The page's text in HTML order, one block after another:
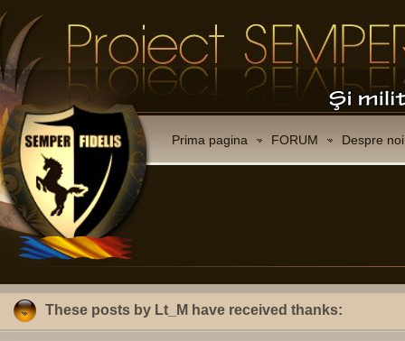
Prima pagina FORUM Despre noi
These posts by Lt_M have received thanks: